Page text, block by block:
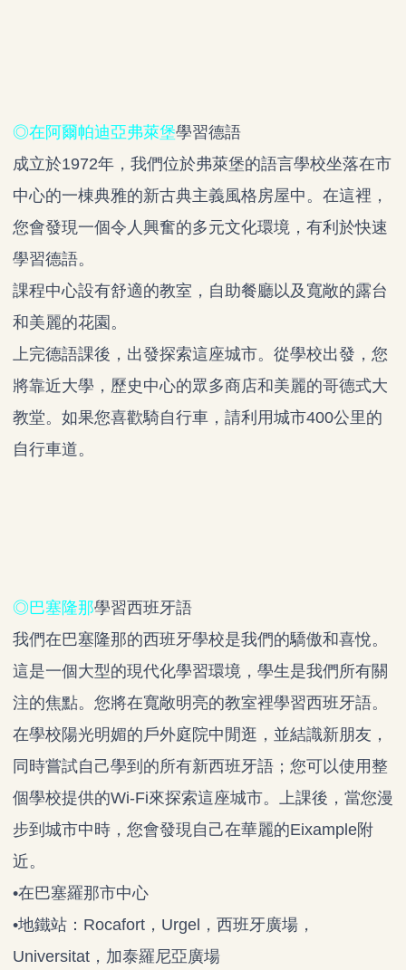
◎在阿爾帕迪亞弗萊堡學習德語
成立於1972年，我們位於弗萊堡的語言學校坐落在市
中心的一棟典雅的新古典主義風格房屋中。在這裡，
您會發現一個令人興奮的多元文化環境，有利於快速
學習德語。
課程中心設有舒適的教室，自助餐廳以及寬敞的露台
和美麗的花園。
上完德語課後，出發探索這座城市。從學校出發，您
將靠近大學，歷史中心的眾多商店和美麗的哥德式大
教堂。如果您喜歡騎自行車，請利用城市400公里的
自行車道。
◎巴塞隆那學習西班牙語
我們在巴塞隆那的西班牙學校是我們的驕傲和喜悅。
這是一個大型的現代化學習環境，學生是我們所有關
注的焦點。您將在寬敞明亮的教室裡學習西班牙語。
在學校陽光明媚的戶外庭院中閒逛，並結識新朋友，
同時嘗試自己學到的所有新西班牙語；您可以使用整
個學校提供的Wi-Fi來探索這座城市。上課後，當您漫
步到城市中時，您會發現自己在華麗的Eixample附
近。
•在巴塞羅那市中心
•地鐵站：Rocafort，Urgel，西班牙廣場，
Universitat，加泰羅尼亞廣場